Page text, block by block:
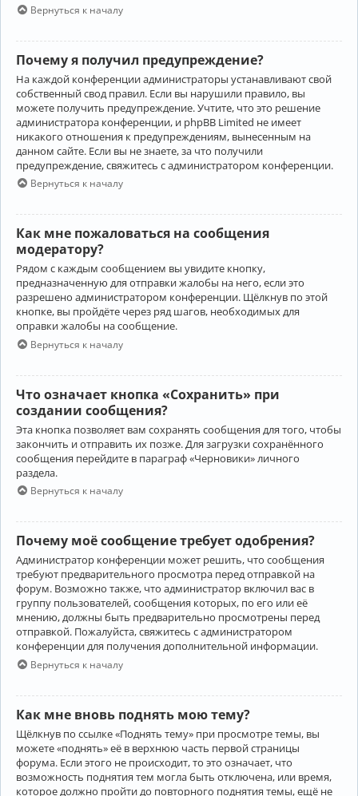
Вернуться к началу
Почему я получил предупреждение?
На каждой конференции администраторы устанавливают свой
собственный свод правил. Если вы нарушили правило, вы
можете получить предупреждение. Учтите, что это решение
администратора конференции, и phpBB Limited не имеет
никакого отношения к предупреждениям, вынесенным на
данном сайте. Если вы не знаете, за что получили
предупреждение, свяжитесь с администратором конференции.
Вернуться к началу
Как мне пожаловаться на сообщения
модератору?
Рядом с каждым сообщением вы увидите кнопку,
предназначенную для отправки жалобы на него, если это
разрешено администратором конференции. Щёлкнув по этой
кнопке, вы пройдёте через ряд шагов, необходимых для
оправки жалобы на сообщение.
Вернуться к началу
Что означает кнопка «Сохранить» при
создании сообщения?
Эта кнопка позволяет вам сохранять сообщения для того, чтобы
закончить и отправить их позже. Для загрузки сохранённого
сообщения перейдите в параграф «Черновики» личного
раздела.
Вернуться к началу
Почему моё сообщение требует одобрения?
Администратор конференции может решить, что сообщения
требуют предварительного просмотра перед отправкой на
форум. Возможно также, что администратор включил вас в
группу пользователей, сообщения которых, по его или её
мнению, должны быть предварительно просмотрены перед
отправкой. Пожалуйста, свяжитесь с администратором
конференции для получения дополнительной информации.
Вернуться к началу
Как мне вновь поднять мою тему?
Щёлкнув по ссылке «Поднять тему» при просмотре темы, вы
можете «поднять» её в верхнюю часть первой страницы
форума. Если этого не происходит, то это означает, что
возможность поднятия тем могла быть отключена, или время,
которое должно пройти до повторного поднятия темы, ещё не